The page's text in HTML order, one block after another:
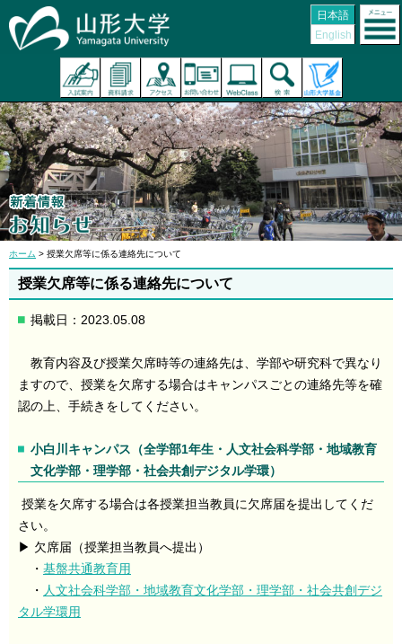
日本語
English
ホーム > 授業欠席等に係る連絡先について
授業欠席等に係る連絡先について
掲載日：2023.05.08
教育内容及び授業欠席時等の連絡先は、学部や研究科で異なり
ますので、授業を欠席する場合はキャンパスごとの連絡先等を確
認の上、手続きをしてください。
小白川キャンパス（全学部1年生・人文社会科学部・地域教育
文化学部・理学部・社会共創デジタル学環）
授業を欠席する場合は各授業担当教員に欠席届を提出してくだ
さい。
▶ 欠席届（授業担当教員へ提出）
・ 基盤共通教育用
・ 人文社会科学部・地域教育文化学部・理学部・社会共創デジ
タル学環用